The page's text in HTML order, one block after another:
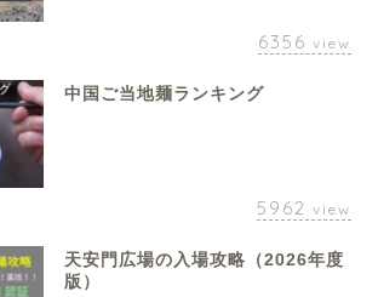
6356 view
中国ご当地麺ランキング
5962 view
天安門広場の入場攻略（2026年度
版）